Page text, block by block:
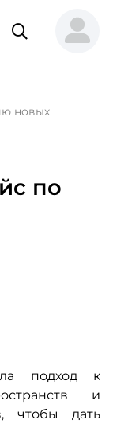
новых
по
подход к
и
чтобы дать